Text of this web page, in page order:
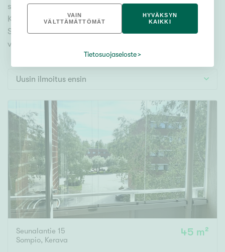
Omakoti-/erillistalo
Maa- tai metsätila
Vapaa-ajan asunto
Hinta
000 000 €
Pinta-ala
sitten tähtäimessä sauna, parveke tai merinäköala.
Katso alta kaikki myytävät kerrostaloasunnot Kerava
Sompio ja valitse itsellesi mieleinen! Tutustu myös
videoesittelyihimme!
Uusin ilmoitus ensin
Seunalantie 15
Sompio, Kerava
45 m²
VAIN
VÄLTTÄMÄTTÖMÄT
HYVÄKSYN
KAIKKI
Tietosuojaseloste